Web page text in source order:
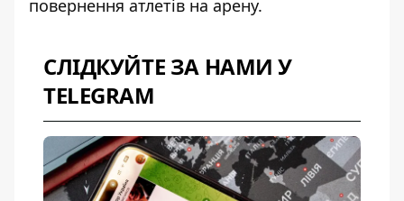
повернення атлетів на арену.
СЛІДКУЙТЕ ЗА НАМИ У
TELEGRAM